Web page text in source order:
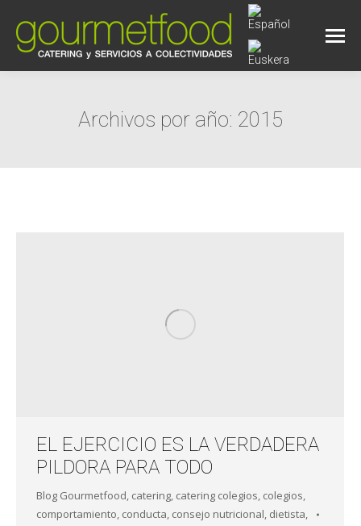
Archivos por año: 2015
EL EJERCICIO ES LA VERDADERA
PILDORA PARA TODO
Blog Gourmetfood, catering, catering colegios, colegios,
comportamiento, conducta, consejo nutricional, dietista,